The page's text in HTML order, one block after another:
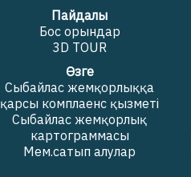
Пайдалы
Бос орындар
3D TOUR
Өзге
Сыбайлас жемқорлыққа
қарсы комплаенс қызметі
Сыбайлас жемқорлық
картограммасы
Мем.сатып алулар